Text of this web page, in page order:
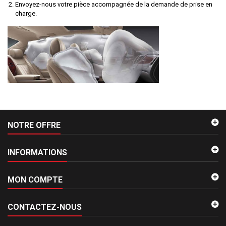
Envoyez-nous votre pièce accompagnée de la demande de prise en
charge.
NOTRE OFFRE
INFORMATIONS
MON COMPTE
CONTACTEZ-NOUS